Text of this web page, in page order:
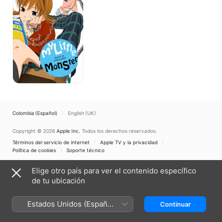
kun
Colombia (Español) English (UK)
Copyright © 2026 Apple Inc. Todos los derechos reservados.
Términos del servicio de internet
Apple TV y la privacidad
Política de cookies
Soporte técnico
Elige otro país para ver el contenido específico
de tu ubicación
Estados Unidos (Español
México)
Continuar